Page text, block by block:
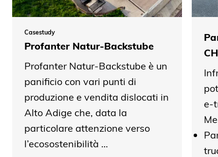
Casestudy
Profanter Natur-Backstube
Profanter Natur-Backstube è un
panificio con vari punti di
produzione e vendita dislocati in
Alto Adige che, data la
particolare attenzione verso
l’ecosostenibilità …
e-